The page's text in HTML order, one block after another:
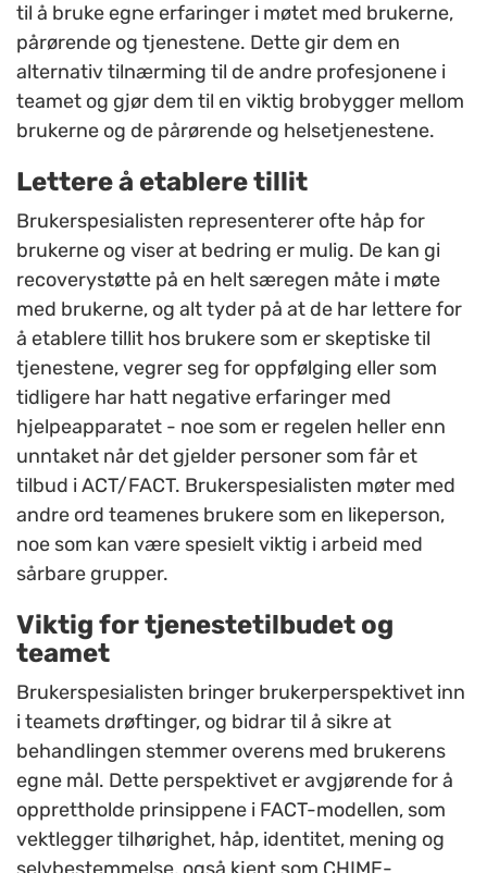
til å bruke egne erfaringer i møtet med brukerne,
pårørende og tjenestene. Dette gir dem en
alternativ tilnærming til de andre profesjonene i
teamet og gjør dem til en viktig brobygger mellom
brukerne og de pårørende og helsetjenestene.
Lettere å etablere tillit
Brukerspesialisten representerer ofte håp for
brukerne og viser at bedring er mulig. De kan gi
recoverystøtte på en helt særegen måte i møte
med brukerne, og alt tyder på at de har lettere for
å etablere tillit hos brukere som er skeptiske til
tjenestene, vegrer seg for oppfølging eller som
tidligere har hatt negative erfaringer med
hjelpeapparatet - noe som er regelen heller enn
unntaket når det gjelder personer som får et
tilbud i ACT/FACT. Brukerspesialisten møter med
andre ord teamenes brukere som en likeperson,
noe som kan være spesielt viktig i arbeid med
sårbare grupper.
Viktig for tjenestetilbudet og
teamet
Brukerspesialisten bringer brukerperspektivet inn
i teamets drøftinger, og bidrar til å sikre at
behandlingen stemmer overens med brukerens
egne mål. Dette perspektivet er avgjørende for å
opprettholde prinsippene i FACT-modellen, som
vektlegger tilhørighet, håp, identitet, mening og